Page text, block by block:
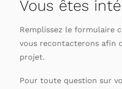
Vous êtes
Remplissez le formulaire
vous recontacterons afin
projet.
Pour toute question sur